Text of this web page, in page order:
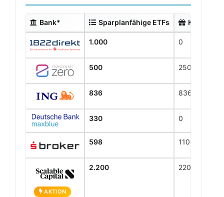
Bank* Sparplanfähige ETFs
1.000 0
500 250
836 836
330 0
598 110
AKTION
2.200 2200